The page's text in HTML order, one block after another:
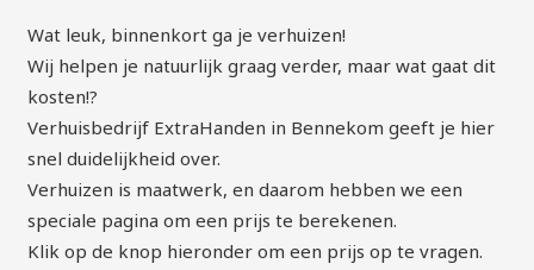
Wat leuk, binnenkort ga je verhuizen!
Wij helpen je natuurlijk graag verder, maar wat gaat dit
kosten!?
Verhuisbedrijf ExtraHanden in Bennekom geeft je hier
snel duidelijkheid over.
Verhuizen is maatwerk, en daarom hebben we een
speciale pagina om een prijs te berekenen.
Klik op de knop hieronder om een prijs op te vragen.